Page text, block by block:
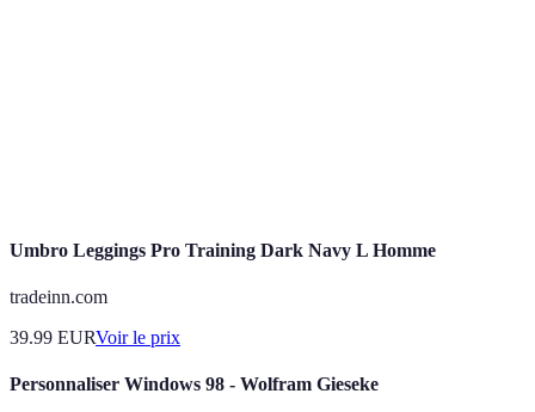
Umbro Leggings Pro Training Dark Navy L Homme
tradeinn.com
39.99 EURVoir le prix
Personnaliser Windows 98 - Wolfram Gieseke